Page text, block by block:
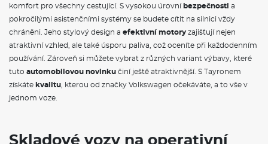
235/55 R18, s bezpečnostními šrouby kol
Sériové látkové potahy sedadel Life: vpředu i vzadu, výplně
dveří v umělé kůži s prošíváním
VÝBAVA VE VÝBAVA STUPNI
služeb je nutná registrace a aktivace, Systém We Connect je
nehmotným produktem (aplikací resp. softwarem)
komfort pro všechny cestující. S vysokou úrovní bezpečnosti a
pokročilými asistenčními systémy se budete cítit na silnici vždy
chráněni. Jeho stylový design a efektivní motory zajišťují nejen
atraktivní vzhled, ale také úsporu paliva, což oceníte při každodenním
používání. Zároveň si můžete vybrat z různých variant výbavy, které
tuto automobilovou novinku činí ještě atraktivnější. S Tayronem
získáte kvalitu , kterou od značky Volkswagen očekáváte, a to vše v
jednom voze.
Skladové vozy na operativní